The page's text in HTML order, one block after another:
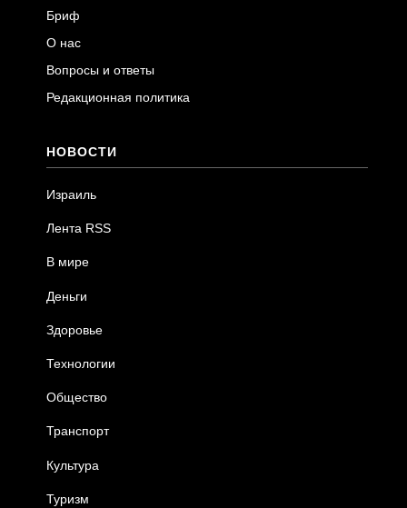
Бриф
О нас
Вопросы и ответы
Редакционная политика
НОВОСТИ
Израиль
Лента RSS
В мире
Деньги
Здоровье
Технологии
Общество
Транспорт
Культура
Туризм